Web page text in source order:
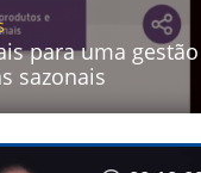
para uma gestão
sazonais